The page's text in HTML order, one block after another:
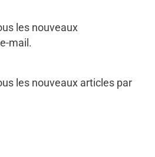
les nouveaux
mail.
les nouveaux articles par